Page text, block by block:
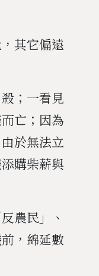
其它偏遠
；一看見
亡；因為
於無法立
購柴薪與
農民」、
，綿延數